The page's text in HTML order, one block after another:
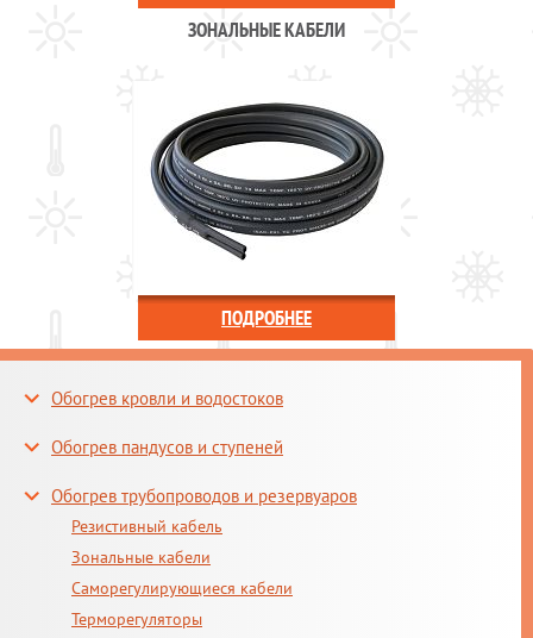
ЗОНАЛЬНЫЕ КАБЕЛИ
ПОДРОБНЕЕ
Обогрев кровли и водостоков
Обогрев пандусов и ступеней
Обогрев трубопроводов и резервуаров
Резистивный кабель
Зональные кабели
Саморегулирующиеся кабели
Терморегуляторы